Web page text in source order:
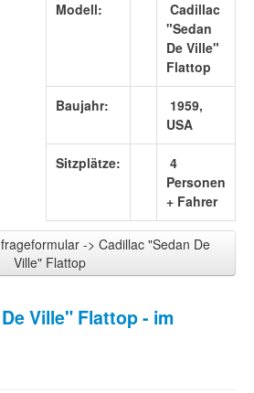
Modell:
Cadillac
"Sedan
De Ville"
Flattop
Baujahr:
1959,
USA
Sitzplätze:
4
Personen
+ Fahrer
-> Cadillac "Sedan De
Ville" Flattop
Ville" Flattop - im